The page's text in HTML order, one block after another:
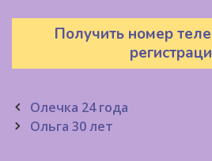
Получить номер
Post
navigation
Олечка 24 года
Ольга 30 лет